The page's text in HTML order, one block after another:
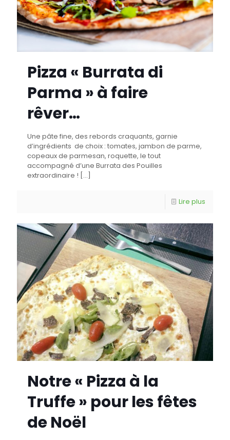
Pizza « Burrata di
Parma » à faire
rêver…
Une pâte fine, des rebords craquants, garnie
d’ingrédients de choix : tomates, jambon de parme,
copeaux de parmesan, roquette, le tout
accompagné d’une Burrata des Pouilles
extraordinaire ! […]
Lire plus
Notre « Pizza à la
Truffe » pour les fêtes
de Noël